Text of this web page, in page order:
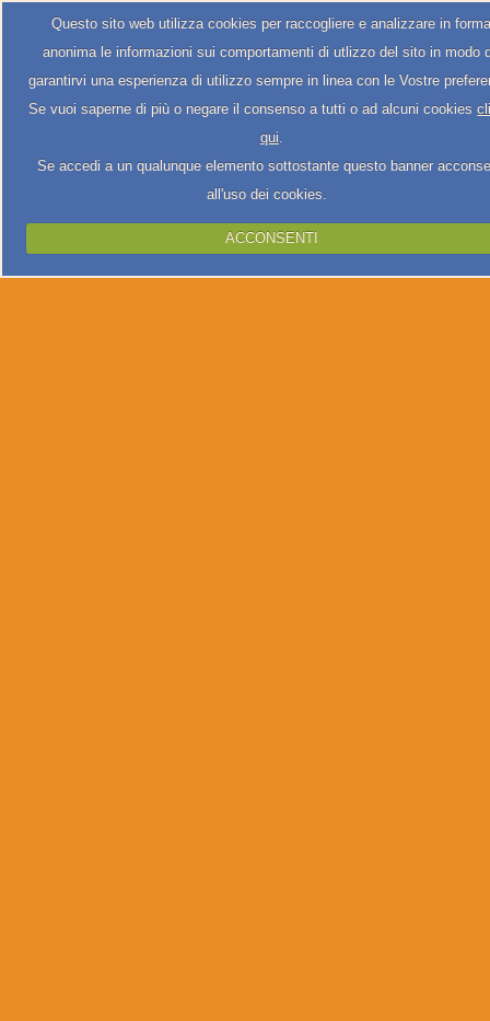
Questo sito web utilizza cookies per raccogliere e analizzare in
anonima le informazioni sui comportamenti di utlizzo del sito in modo
garantirvi una esperienza di utilizzo sempre in linea con le Vostre
Se vuoi saperne di più o negare il consenso a tutti o ad alcuni cookies
qui.
Se accedi a un qualunque elemento sottostante questo banner
all'uso dei cookies.
ACCONSENTI